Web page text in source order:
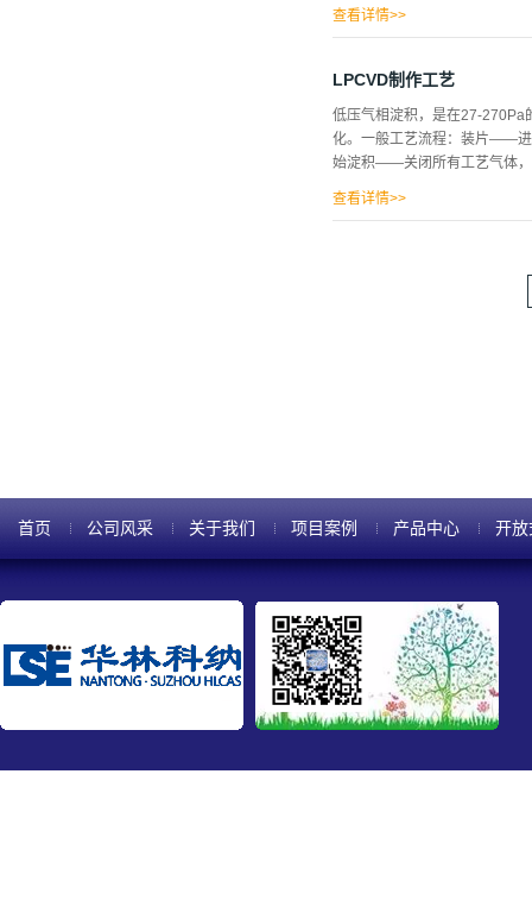
对材料表面化学反应物的磨削
除率，要求抛光盘的转速相对
程中抛光盘的速度曲线为梯形
停止的工艺要求，控制采用
阶段，不同阶段可设定不同转
查看详情>>
LPCVD制作工艺
低压气相淀积，是在27-270Pa
化。一般工艺流程：装片——
始淀积——关闭所有工艺气体
骤。速率決定步骤，一般可
查看详情>>
首页 公司风采 关于我们 项目案例 产品中心 开放